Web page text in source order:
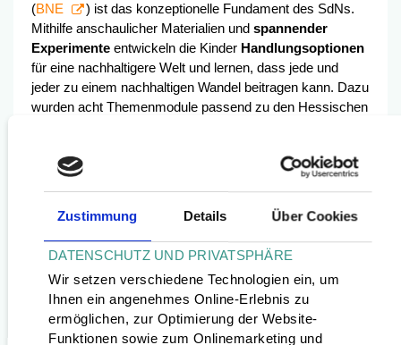
Zustimmung Details Über Cookies
DATENSCHUTZ UND PRIVATSPHÄRE
Wir setzen verschiedene Technologien ein, um
Ihnen ein angenehmes Online-Erlebnis zu
ermöglichen, zur Optimierung der Website-
Funktionen sowie zum Onlinemarketing und
(BNE
) ist das konzeptionelle Fundament des SdNs.
Mithilfe anschaulicher Materialien undspannender
Experimente entwickeln die Kinder Handlungsoptionen
für eine nachhaltigere Welt und lernen, dass jede und
jeder zu einem nachhaltigen Wandel beitragen kann. Dazu
wurden acht Themenmodule passend zu den Hessischen
umgesetzt. Im Sinne des
für einen nachhaltigen Betrieb ihrer Schule. Fortbildungen
des Lehrkörpers und Analysen des Lernorts sind fester
Teil des SdNs.
Ausführliche Informationen und die
Bildungsmaterialien
zum Schuljahr der Nachhaltigkeit
gibt es in derBroschüre
und auf der
Hessen Nachhaltig Website
.